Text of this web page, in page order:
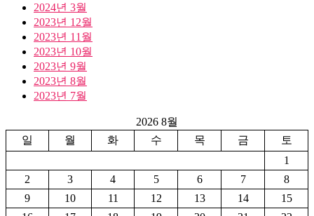
2024년 3월
2023년 12월
2023년 11월
2023년 10월
2023년 9월
2023년 8월
2023년 7월
2026 8월
일
월 화 수 목 금
토
1
2
3 4 5 6 7
8
9
10 11 12 13 14
15